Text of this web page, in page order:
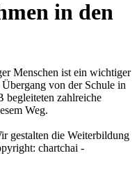
in den
Menschen ist ein wichtiger
von der Schule in
zahlreiche
Weg.